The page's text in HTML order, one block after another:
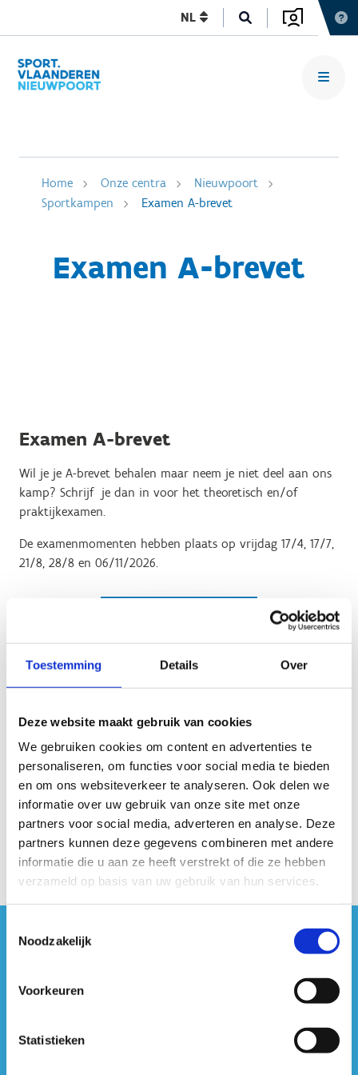
Toestemming Details Over
Deze website maakt gebruik van cookies
We gebruiken cookies om content en advertenties te
personaliseren, om functies voor social media te bieden
en om ons websiteverkeer te analyseren. Ook delen we
informatie over uw gebruik van onze site met onze
partners voor social media, adverteren en analyse. Deze
partners kunnen deze gegevens combineren met andere
informatie die u aan ze heeft verstrekt of die ze hebben
verzameld op basis van uw gebruik van hun services.
Noodzakelijk
Voorkeuren
Statistieken
NL
Home Onze centra
Nieuwpoort
Sportkampen
Examen A-brevet
Examen A-brevet
Examen A-brevet
Wil je je A-brevet behalen maar neem je niet deel aan ons
kamp? Schrijf je dan in voor het theoretisch en/of
praktijkexamen.
De examenmomenten hebben plaats op vrijdag 17/4, 17/7,
21/8, 28/8 en 06/11/2026.
examenmoment
Vragen of meer info nodig?
Michiel Van Acker
+32 58 23 58 91
Stuur een bericht
#sportersbelevenmeer